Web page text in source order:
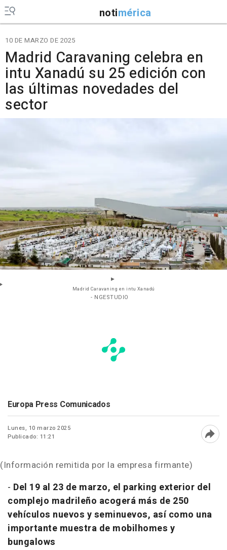
notimérica
10 DE MARZO DE 2025
Madrid Caravaning celebra en
intu Xanadú su 25 edición con
las últimas novedades del
sector
Madrid Caravaning en intu Xanadú
- NGESTUDIO
Europa Press Comunicados
Lunes, 10 marzo 2025
Publicado: 11:21
(Información remitida por la empresa firmante)
- Del 19 al 23 de marzo, el parking exterior del
complejo madrileño acogerá más de 250
vehículos nuevos y seminuevos, así como una
importante muestra de mobilhomes y
bungalows